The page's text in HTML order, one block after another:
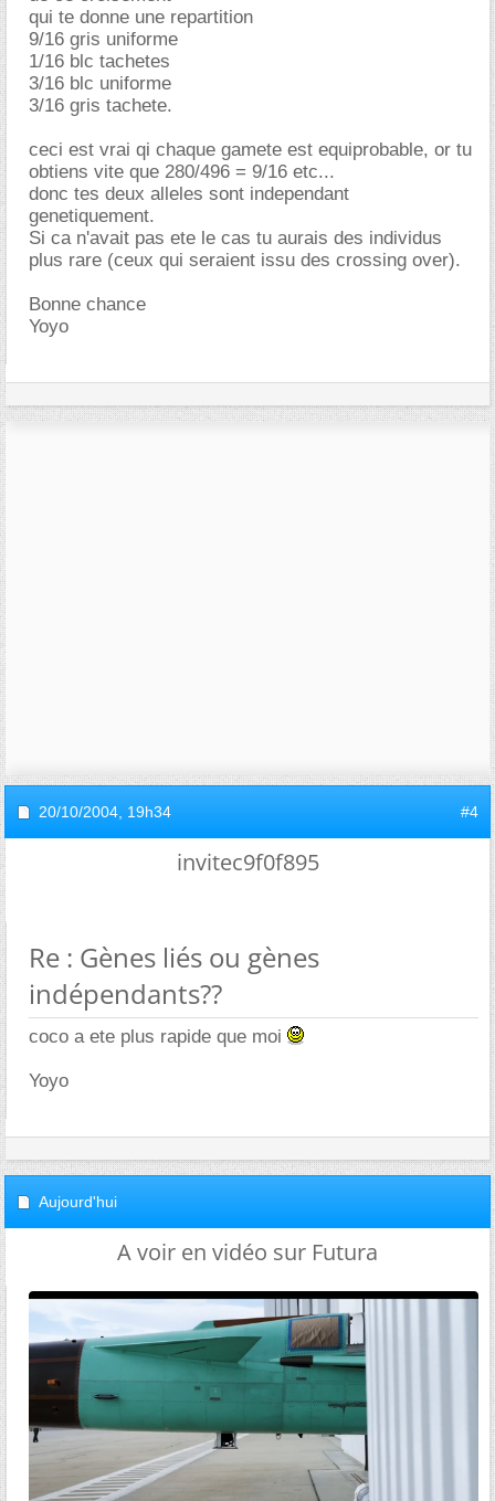
qui te donne une repartition
9/16 gris uniforme
1/16 blc tachetes
3/16 blc uniforme
3/16 gris tachete.
ceci est vrai qi chaque gamete est equiprobable, or tu
obtiens vite que 280/496 = 9/16 etc...
donc tes deux alleles sont independant
genetiquement.
Si ca n'avait pas ete le cas tu aurais des individus
plus rare (ceux qui seraient issu des crossing over).
Bonne chance
Yoyo
20/10/2004, 19h34 #4
invitec9f0f895
Re : Gènes liés ou gènes
indépendants??
coco a ete plus rapide que moi
Yoyo
Aujourd'hui
A voir en vidéo sur Futura